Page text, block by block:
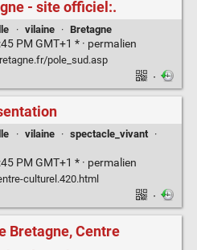
- site officiel:.
· vilaine · Bretagne
PM GMT+1 * · permalien
pole_sud.asp
·
· vilaine · spectacle_vivant
·
PM GMT+1 * · permalien
culturel.420.html
·
Bretagne, Centre